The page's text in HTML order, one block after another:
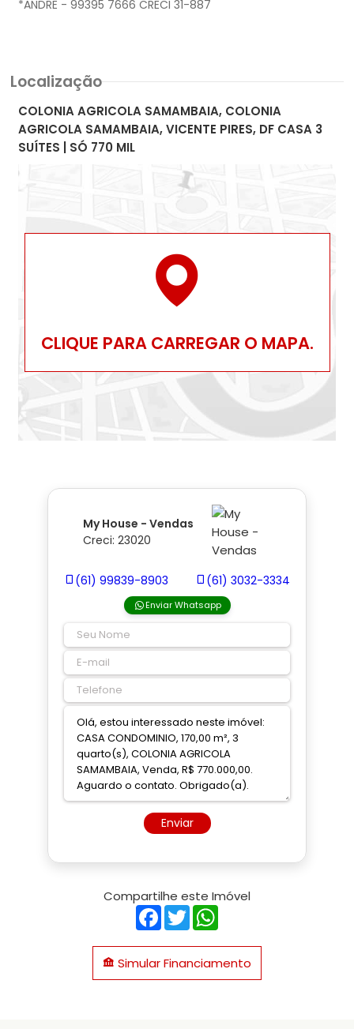
*ANDRE - 99395 7666 CRECI 31-887
Localização
COLONIA AGRICOLA SAMAMBAIA, COLONIA
AGRICOLA SAMAMBAIA, VICENTE PIRES, DF CASA 3
SUÍTES | SÓ 770 MIL
CLIQUE PARA CARREGAR O MAPA.
My House - Vendas
Creci: 23020
(61) 99839-8903 (61) 3032-3334
Enviar Whatsapp
Enviar
Compartilhe este Imóvel
Facebook
Twitter
Simular Financiamento